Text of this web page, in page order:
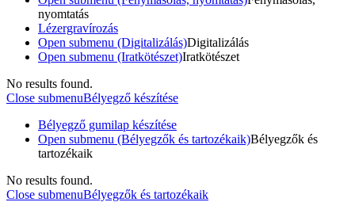
nyomtatás
Lézergravírozás
Open submenu (Digitalizálás)Digitalizálás
Open submenu (Iratkötészet)Iratkötészet
No results found.
Close submenuBélyegző készítése
Bélyegző gumilap készítése
Open submenu (Bélyegzők és tartozékaik)Bélyegzők és
tartozékaik
No results found.
Close submenuBélyegzők és tartozékaik